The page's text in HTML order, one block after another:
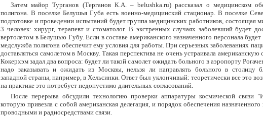
Затем майор Турганов (Терганов К.А. – belushka.ru) рассказал о медицинском
полигона. В поселке Белушья Губа есть военно-медицинский стационар. В поселке
подготовке и проведении испытаний будет группа медицинских работников, состоящая
3 человек: хирург, терапевт и стоматолог. В экстренных случаях заболевший будет
вертолетом в Белушью Губу. Если в составе американского назначенного персонала будет
медслужба полигона обеспечит ему условия для работы. При серьезных заболеваниях
доставляться самолетом в Москву. Такая перспектива не очень устраивала американскую
Кокерхэм задал два вопроса: будет ли такой самолет ожидать больного в аэропорту
надо заказывать и ожидать из Москвы, нельзя ли направлять больного в столицу
западной страны, например, в Хельсинки. Ответ был уклончивый: теоретически все это
на практике это потребует недопустимо длительных согласований.
После перерыва обсудили технологию проверки аппаратуры космической связи
которую привезла с собой американская делегация, и порядок обеспечения назначенного
проводными и радиосредствами связи.